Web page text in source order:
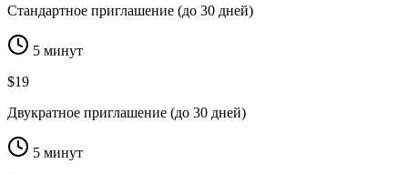
Стандартное приглашение (до 30 дней)
5 минут
$19
Двукратное приглашение (до 30 дней)
5 минут